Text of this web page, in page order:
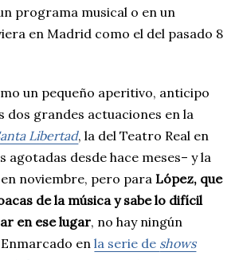
programa musical o en un
en Madrid como el del pasado 8
un pequeño aperitivo, anticipo
dos grandes actuaciones en la
Libertad, la del Teatro Real en
agotadas desde hace meses– y la
noviembre, pero paraLópez, que
de la música y sabe lo difícil
en ese lugar, no hay ningún
enla serie de shows